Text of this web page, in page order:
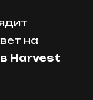
на
Harvest